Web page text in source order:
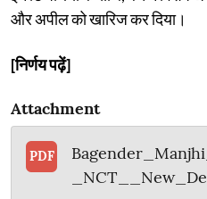
और अपील को खारिज कर दिया।
[निर्णय पढ़ें]
Attachment
PDF